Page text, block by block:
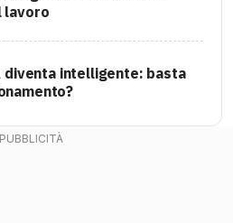
lavoro
diventa intelligente: basta